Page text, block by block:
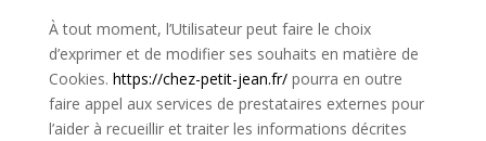
À tout moment, l’Utilisateur peut faire le choix
d’exprimer et de modifier ses souhaits en matière de
Cookies. https://chez-petit-jean.fr/ pourra en outre
faire appel aux services de prestataires externes pour
l’aider à recueillir et traiter les informations décrites